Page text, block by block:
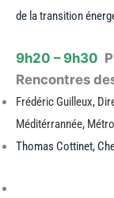
de la transition
9h20 – 9h30
Rencontres
Frédéric Guilleux,
Méditérrannée,
Thomas Cottinet,